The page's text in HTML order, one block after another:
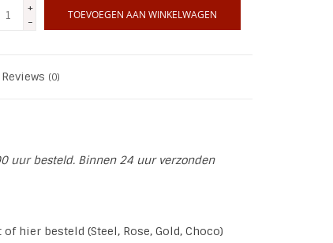
+
-
TOEVOEGEN AAN WINKELWAGEN
Reviews (0)
uur besteld. Binnen 24 uur verzonden
hier besteld (Steel, Rose, Gold, Choco)